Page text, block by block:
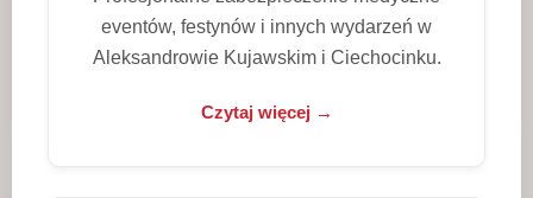
eventów, festynów i innych wydarzeń w
Aleksandrowie Kujawskim i Ciechocinku.
Czytaj więcej →